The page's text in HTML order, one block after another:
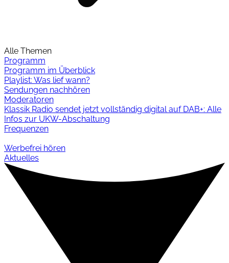
Alle Themen
Programm
Programm im Überblick
Playlist: Was lief wann?
Sendungen nachhören
Moderatoren
Klassik Radio sendet jetzt vollständig digital auf DAB+: Alle
Infos zur UKW-Abschaltung
Frequenzen
Werbefrei hören
Aktuelles